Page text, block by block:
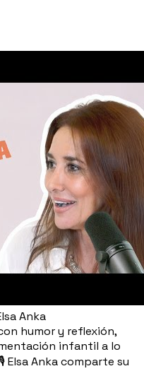
Anka
humor y reflexión,
infantil a lo
Elsa Anka comparte su